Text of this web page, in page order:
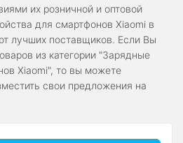
их розничной и оптовой
для смартфонов Xiaomi в
лучших поставщиков. Если Вы
из категории "Зарядные
Xiaomi", то вы можете
свои предложения на